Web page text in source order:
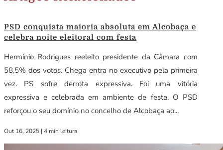
PSD conquista maioria absoluta em Alcobaça e
celebra noite eleitoral com festa
Hermínio Rodrigues reeleito presidente da Câmara com
58,5% dos votos. Chega entra no executivo pela primeira
vez. PS sofre derrota expressiva. Foi uma vitória
expressiva e celebrada em ambiente de festa. O PSD
reforçou o seu domínio no concelho de Alcobaça ao...
Out 16, 2025 | 4 min leitura